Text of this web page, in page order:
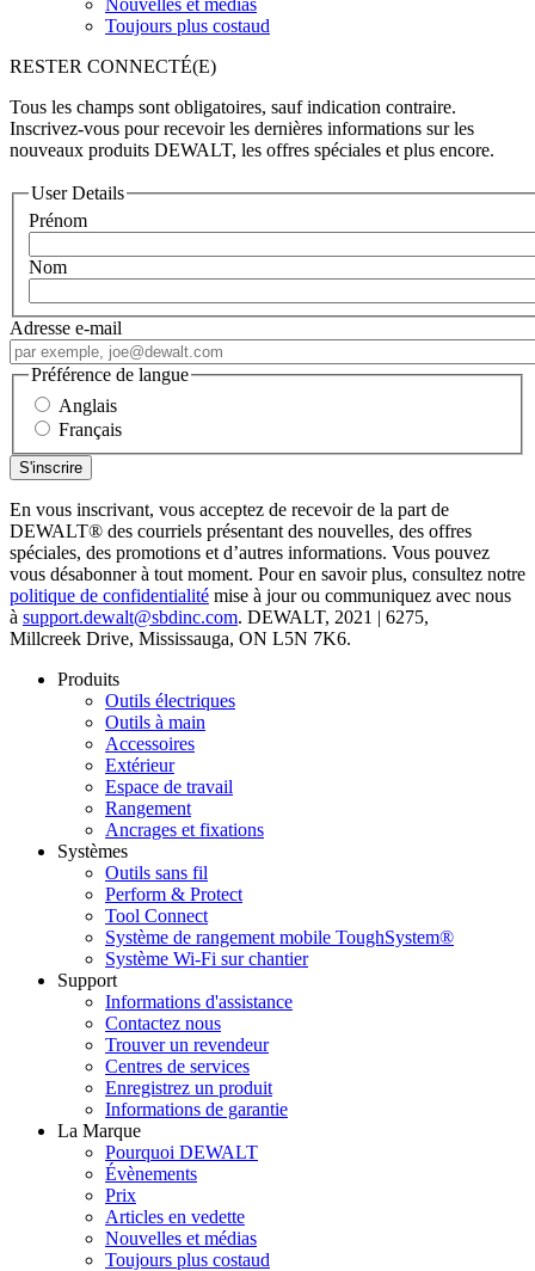
Toujours plus costaud
RESTER CONNECTÉ(E)
Tous les champs sont obligatoires, sauf indication contraire.
Inscrivez-vous pour recevoir les dernières informations sur les
nouveaux produits DEWALT, les offres spéciales et plus encore.
User Details
Prénom
Nom
Adresse e-mail
Préférence de langue
Anglais
Français
En vous inscrivant, vous acceptez de recevoir de la part de
DEWALT® des courriels présentant des nouvelles, des offres
spéciales, des promotions et d’autres informations. Vous pouvez
vous désabonner à tout moment. Pour en savoir plus, consultez notre
politique de confidentialité mise à jour ou communiquez avec nous
à support.dewalt@sbdinc.com. DEWALT, 2021 | 6275,
Millcreek Drive, Mississauga, ON L5N 7K6.
Produits
Outils électriques
Outils à main
Accessoires
Extérieur
Espace de travail
Rangement
Ancrages et fixations
Systèmes
Outils sans fil
Perform & Protect
Tool Connect
Système de rangement mobile ToughSystem®
Système Wi-Fi sur chantier
Support
Informations d'assistance
Contactez nous
Trouver un revendeur
Centres de services
Enregistrez un produit
Informations de garantie
La Marque
Pourquoi DEWALT
Évènements
Prix
Articles en vedette
Nouvelles et médias
Toujours plus costaud